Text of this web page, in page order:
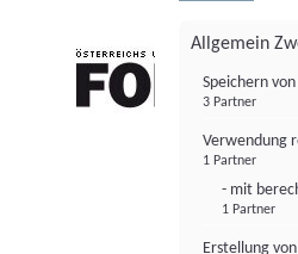
Allgemein
Speichern
3 Partner
Verwendung
1 Partner
- mit
1 Partner
Erstellung
FONDS professionell